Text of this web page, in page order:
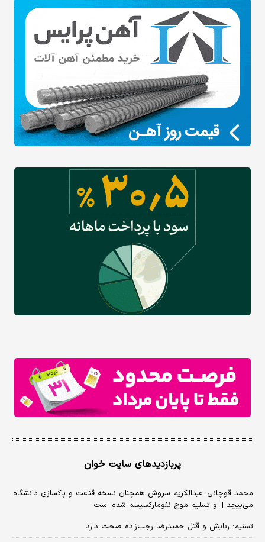
پربازدیدهای سایت خوان
محمد قوچانی: عبدالکریم سروش همچنان نسخه قناعت و پاکسازی دانشگاه
می‌پیچد | او تسلیم موج نئومارکسیسم شده است
تسنیم: ربایش و قتل حمیدرضا رجب‌زاده صحت دارد